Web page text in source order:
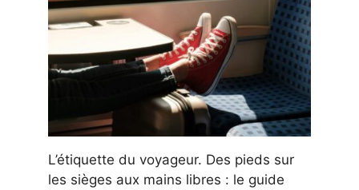
L’étiquette du voyageur. Des pieds sur
les sièges aux mains libres : le guide